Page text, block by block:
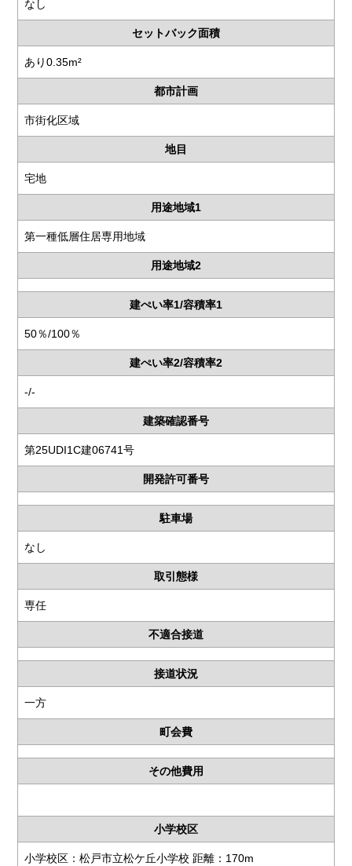
なし
セットバック面積
あり0.35m²
都市計画
市街化区域
地目
宅地
用途地域1
第一種低層住居専用地域
用途地域2
建ぺい率1/容積率1
50％/100％
建ぺい率2/容積率2
-/-
建築確認番号
第25UDI1C建06741号
開発許可番号
駐車場
なし
取引態様
専任
不適合接道
接道状況
一方
町会費
その他費用
小学校区
小学校区：松戸市立松ケ丘小学校 距離：170m